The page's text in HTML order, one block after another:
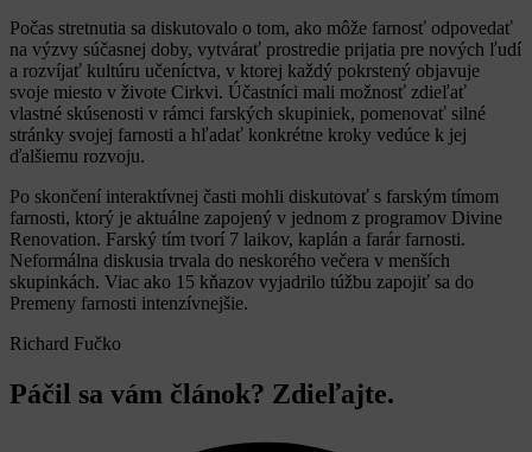
Počas stretnutia sa diskutovalo o tom, ako môže farnosť odpovedať
na výzvy súčasnej doby, vytvárať prostredie prijatia pre nových ľudí
a rozvíjať kultúru učeníctva, v ktorej každý pokrstený objavuje
svoje miesto v živote Cirkvi. Účastníci mali možnosť zdieľať
vlastné skúsenosti v rámci farských skupiniek, pomenovať silné
stránky svojej farnosti a hľadať konkrétne kroky vedúce k jej
ďalšiemu rozvoju.
Po skončení interaktívnej časti mohli diskutovať s farským tímom
farnosti, ktorý je aktuálne zapojený v jednom z programov Divine
Renovation. Farský tím tvorí 7 laikov, kaplán a farár farnosti.
Neformálna diskusia trvala do neskorého večera v menších
skupinkách. Viac ako 15 kňazov vyjadrilo túžbu zapojiť sa do
Premeny farnosti intenzívnejšie.
Richard Fučko
Páčil sa vám článok? Zdieľajte.